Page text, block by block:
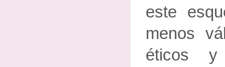
este
menos
éticos y